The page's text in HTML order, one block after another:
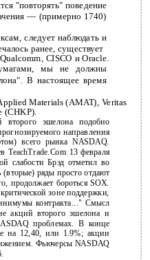
"повторять" поведение
— (примерно 1740)
следует наблюдать и
ранее, существует
CISCO и Oracle.
мы не должны
В настоящее время
Materials (AMAT), Veritas
(CHKP).
эшелона подобно
направления
всего рынка NASDAQ.
TeachTrade.Com 13 февраля
слабости Брэд отметил во
ряды просто отдают
продолжает бороться SOX.
зоне поддержки,
контракта..." Смысл
акций второго эшелона и
проблемах. В конце
на 12,40, или 1.9%; акции
Фьючерсы NASDAQ